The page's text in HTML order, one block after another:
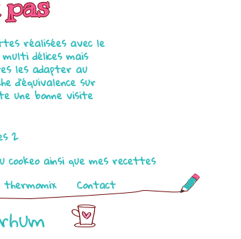
réalisées avec le
multi délices mais
les adapter au
d'équivalence sur
une bonne visite
2
cookeo ainsi que mes recettes
thermomix Contact